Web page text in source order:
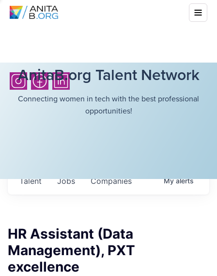
AnitaB.org Talent Network
Connecting women in tech with the best professional
opportunities!
Jobs Companies
Talent Myalerts
HR Assistant (Data
Management), PXT
excellence